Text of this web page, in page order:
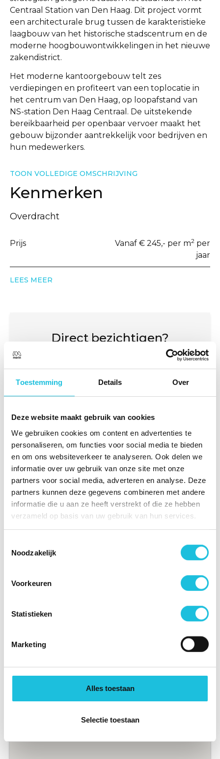
Toestemming Details Over
Deze website maakt gebruik van cookies
We gebruiken cookies om content en advertenties te
personaliseren, om functies voor social media te bieden
en om ons websiteverkeer te analyseren. Ook delen we
informatie over uw gebruik van onze site met onze
partners voor social media, adverteren en analyse. Deze
partners kunnen deze gegevens combineren met andere
informatie die u aan ze heeft verstrekt of die ze hebben
verzameld op basis van uw gebruik van hun services.
Noodzakelijk
Voorkeuren
Statistieken
Marketing
Alles toestaan
Selectie toestaan
Centraal Station van Den Haag. Dit project vormt
een architecturale brug tussen de karakteristieke
laagbouw van het historische stadscentrum en de
moderne hoogbouwontwikkelingen in het nieuwe
zakendistrict.
Het moderne kantoorgebouw telt zes
verdiepingen en profiteert van een toplocatie in
het centrum van Den Haag, op loopafstand van
NS-station Den Haag Centraal. De uitstekende
bereikbaarheid per openbaar vervoer maakt het
gebouw bijzonder aantrekkelijk voor bedrijven en
hun medewerkers.
TOON VOLLEDIGE OMSCHRIJVING
Kenmerken
Overdracht
Prijs Vanaf € 245,- per m2 per
jaar
LEES MEER
Direct bezichtigen?
Direct een bezichtiging inplannen? Dat
kan! Voor vragen kunt u ook contact
opnemen.
PLAN EEN BEZICHTIGING
BEL MIJ TERUG
Units
Eenheden
per pagina
Verdieping
Geen eenheden gevonden
Ligging